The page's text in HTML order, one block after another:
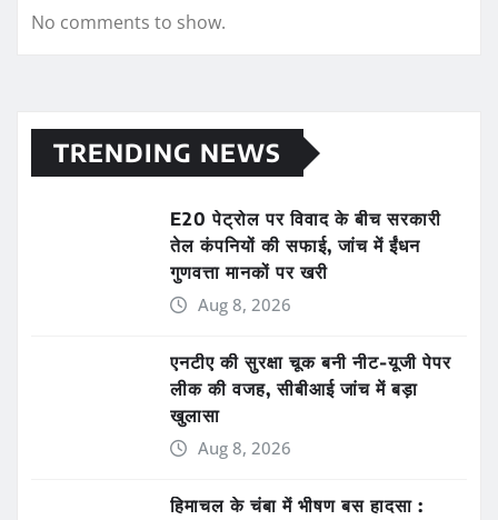
No comments to show.
TRENDING NEWS
E20 पेट्रोल पर विवाद के बीच सरकारी
तेल कंपनियों की सफाई, जांच में ईंधन
गुणवत्ता मानकों पर खरी
Aug 8, 2026
एनटीए की सुरक्षा चूक बनी नीट-यूजी पेपर
लीक की वजह, सीबीआई जांच में बड़ा
खुलासा
Aug 8, 2026
हिमाचल के चंबा में भीषण बस हादसा :